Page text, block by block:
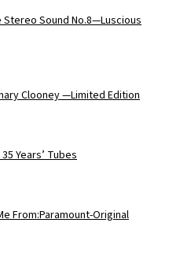
Stereo Sound No.8—Luscious
Clooney —Limited Edition
Years’ Tubes
From:Paramount-Original